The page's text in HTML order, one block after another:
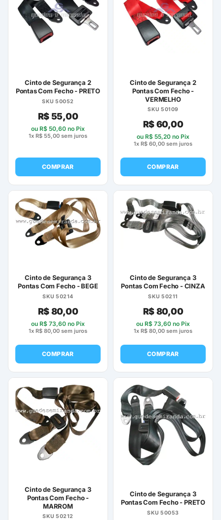
Cinto de Segurança 2
Pontas Com Fecho - PRETO
SKU 50052
R$55,00
ou R$ 50,60 no Pix
1x R$ 55,00 sem juros
COMPRAR
Cinto de Segurança 2
Pontas Com Fecho -
VERMELHO
SKU 50109
R$60,00
ou R$ 55,20 no Pix
1x R$ 60,00 sem juros
COMPRAR
Cinto de Segurança 3
Pontas Com Fecho - BEGE
SKU 50214
R$80,00
ou R$ 73,60 no Pix
1x R$ 80,00 sem juros
COMPRAR
Cinto de Segurança 3
Pontas Com Fecho - CINZA
SKU 50211
R$80,00
ou R$ 73,60 no Pix
1x R$ 80,00 sem juros
COMPRAR
Cinto de Segurança 3
Pontas Com Fecho -
MARROM
SKU 50212
Cinto de Segurança 3
Pontas Com Fecho - PRETO
SKU 50053